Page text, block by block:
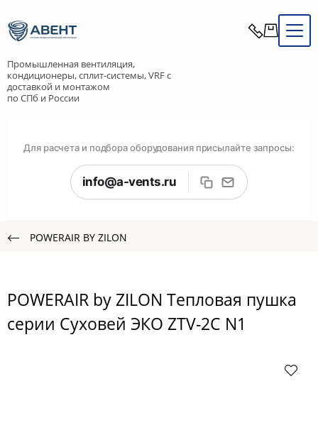
Промышленная вентиляция,
кондиционеры, сплит-системы, VRF с
доставкой и монтажом
по СПб и России
Для расчета и подбора оборудования присылайте запросы:
info@a-vents.ru
POWERAIR BY ZILON
POWERAIR by ZILON Тепловая пушка
серии Суховей ЭКО ZTV-2С N1